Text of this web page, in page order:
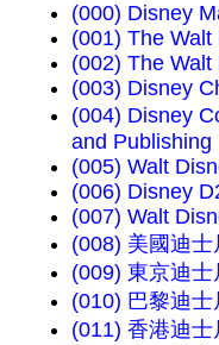
(000) Disney
(001) The
(002) The
(003) Disney
(004) Disney
and Publishing
(005) Walt
(006) Disney
(007) Walt
(008) 美國迪士
(009) 東京迪士
(010) 巴黎迪士
(011) 香港迪士